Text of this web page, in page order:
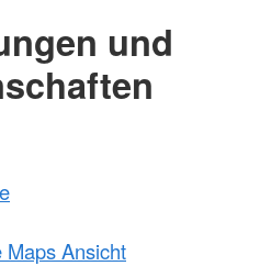
und
Maps Ansicht